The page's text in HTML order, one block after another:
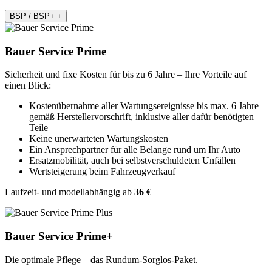
BSP / BSP+ +
Bauer Service Prime
Sicherheit und fixe Kosten für bis zu 6 Jahre – Ihre Vorteile auf
einen Blick:
Kostenübernahme aller Wartungsereignisse bis max. 6 Jahre
gemäß Herstellervorschrift, inklusive aller dafür benötigten
Teile
Keine unerwarteten Wartungskosten
Ein Ansprechpartner für alle Belange rund um Ihr Auto
Ersatzmobilität, auch bei selbstverschuldeten Unfällen
Wertsteigerung beim Fahrzeugverkauf
Laufzeit- und modellabhängig ab 36 €
Bauer Service Prime+
Die optimale Pflege – das Rundum-Sorglos-Paket.